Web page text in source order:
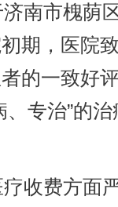
南市槐荫
期，医院
的一致好
专治”的
收费方面